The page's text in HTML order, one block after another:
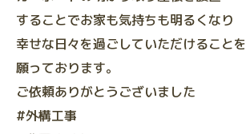
することでお家も気持ちも明るくなり
幸せな日々を過ごしていただけることを
願っております。
ご依頼ありがとうございました
#外構工事